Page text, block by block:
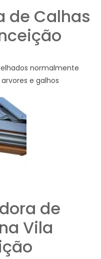
de Calhas
normalmente
e galhos
de
Vila